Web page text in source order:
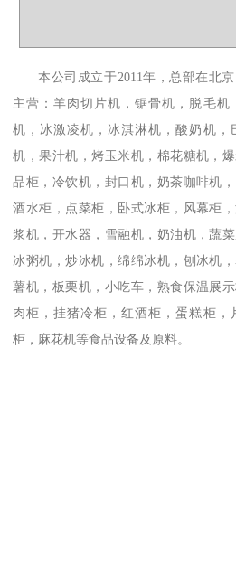
本公司成立于2011年，总部在北
主营：羊肉切片机，锯骨机，脱毛机
机，冰激凌机，冰淇淋机，酸奶机，
机，果汁机，烤玉米机，棉花糖机，
品柜，冷饮机，封口机，奶茶咖啡机
酒水柜，点菜柜，卧式冰柜，风幕柜
浆机，开水器，雪融机，奶油机，蔬
冰粥机，炒冰机，绵绵冰机，刨冰机
薯机，板栗机，小吃车，熟食保温展
肉柜，挂猪冷柜，红酒柜，蛋糕柜，
柜，麻花机等食品设备及原料。